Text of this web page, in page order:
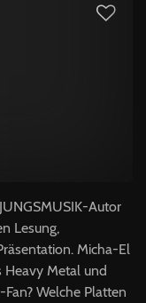
Autor
Lesung,
Micha-El
Heavy Metal und
Welche Platten